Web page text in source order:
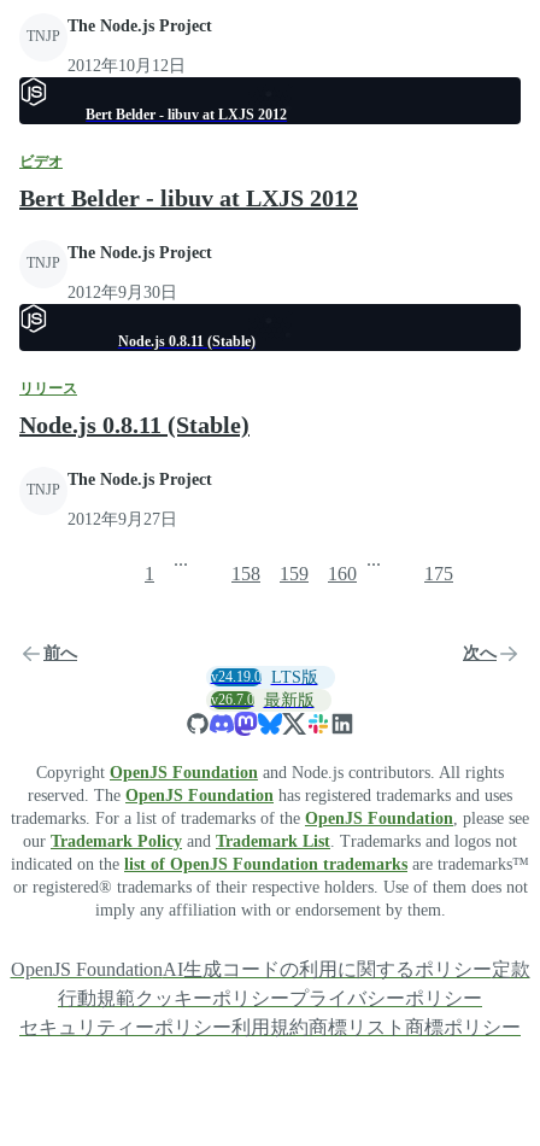
TNJP
The Node.js Project
2012年10月12日
Bert Belder - libuv at LXJS 2012
ビデオ
Bert Belder - libuv at LXJS 2012
TNJP
The Node.js Project
2012年9月30日
Node.js 0.8.11 (Stable)
リリース
Node.js 0.8.11 (Stable)
TNJP
The Node.js Project
2012年9月27日
前へ
1
...
158 159 160
...
175
次へ
v24.19.0 LTS版
v26.7.0 最新版
Copyright OpenJS Foundation and Node.js contributors. All rights
reserved. The OpenJS Foundation has registered trademarks and uses
trademarks. For a list of trademarks of the OpenJS Foundation , please see
our Trademark Policy and Trademark List . Trademarks and logos not
indicated on the list of OpenJS Foundation trademarks are trademarks™
or registered® trademarks of their respective holders. Use of them does not
imply any affiliation with or endorsement by them.
OpenJS FoundationAI生成コードの利用に関するポリシー定款
行動規範クッキーポリシープライバシーポリシー
セキュリティーポリシー利用規約商標リスト 商標ポリシー